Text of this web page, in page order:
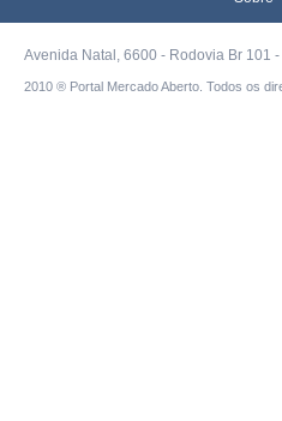
Avenida Natal, 6600 - Rodovia Br 101
2010 ® Portal Mercado Aberto. Todos os